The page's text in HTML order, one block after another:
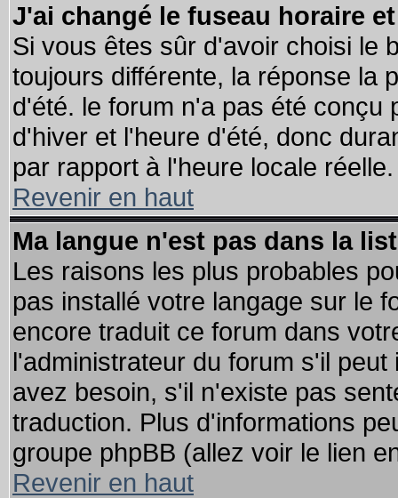
J'ai changé le fuseau horaire
Si vous êtes sûr d'avoir choisi le
toujours différente, la réponse la
d'été. le forum n'a pas été conçu
d'hiver et l'heure d'été, donc
par rapport à l'heure locale réelle.
Revenir en haut
Ma langue n'est pas dans la
Les raisons les plus probables
pas installé votre langage sur le
encore traduit ce forum dans
l'administrateur du forum s'il
avez besoin, s'il n'existe pas
traduction. Plus d'informations
groupe phpBB (allez voir le lien
Revenir en haut